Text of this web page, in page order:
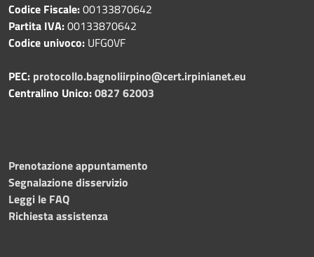
Codice Fiscale:00133870642
Partita IVA:00133870642
Codice univoco: UFG0VF
PEC: protocollo.bagnoliirpino@cert.irpinianet.eu
Centralino Unico:0827 62003
Prenotazione appuntamento
Segnalazione disservizio
Leggi le FAQ
Richiesta assistenza